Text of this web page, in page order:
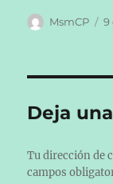
Autor
MsmCP 9
Deja
Tu dirección de
campos